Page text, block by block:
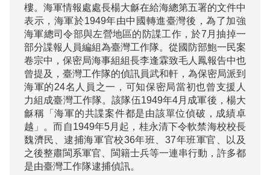
樓。海軍情報處處長楊大龢在給海總第五署的文件中
表示，海軍於1949年由中國轉進臺灣後，為了加強
海軍總司令部與左營地區的防諜工作，於7月抽掉一
部分諜報人員編組為臺灣工作隊。從國防部鮑一民案
卷宗中，保密局海事組組長李逢霖致毛人鳳報告中也
曾提及，臺灣工作隊的偵訊員武和軒，為保密局派到
海軍的24名人員之一，可知保密局當初也曾支援人
力組成臺灣工作隊。該隊伍1949年4月成軍後，楊大
龢稱「海軍的共諜案件都是由該單位偵破，成績卓
越」。而自1949年5月起，桂永清下令軟禁海校校長
魏濟民、逮捕海軍官校36年班、37年班軍官、以及
之後整肅閩系軍官、閩籍士兵等一連串行動，許多都
是由臺灣工作隊逮捕偵訊。